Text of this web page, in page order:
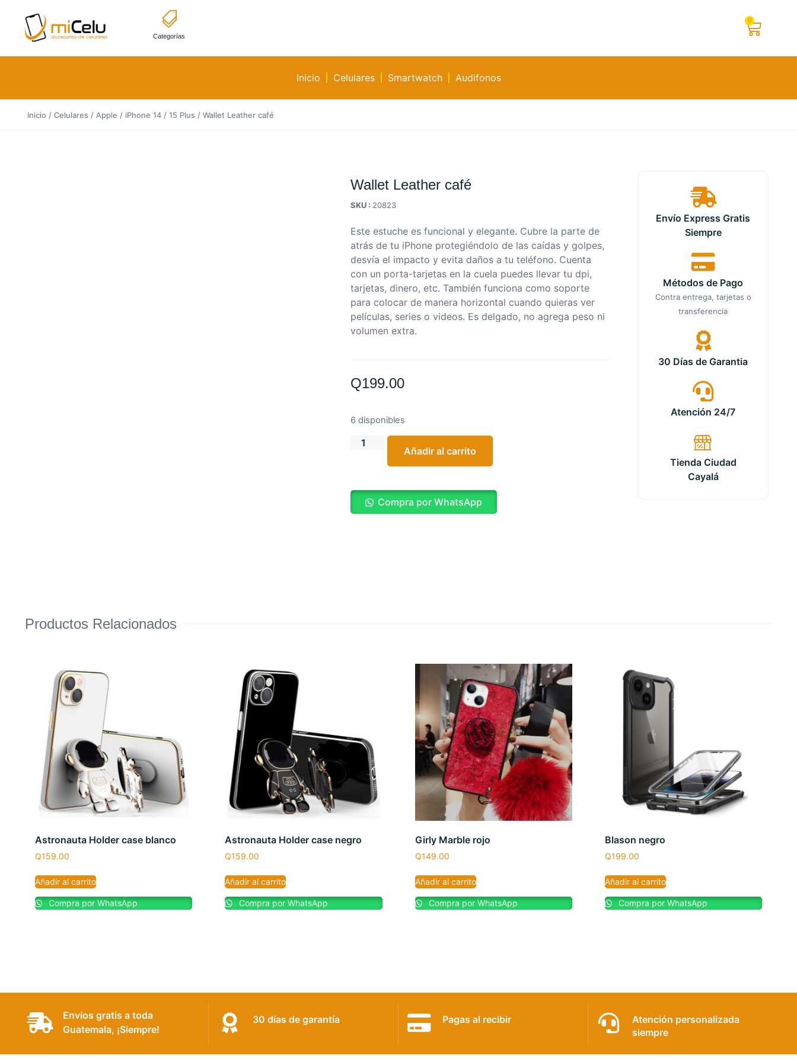
Categorías
0
Inicio Celulares Smartwatch Audifonos
Inicio / Celulares / Apple / iPhone 14 / 15 Plus / Wallet Leather café
Wallet Leather café
SKU : 20823
Este estuche es funcional y elegante. Cubre la parte de
atrás de tu iPhone protegiéndolo de las caídas y golpes,
desvía el impacto y evita daños a tu teléfono. Cuenta
con un porta-tarjetas en la cuela puedes llevar tu dpi,
tarjetas, dinero, etc. También funciona como soporte
para colocar de manera horizontal cuando quieras ver
películas, series o videos. Es delgado, no agrega peso ni
volumen extra.
Q199.00
6 disponibles
Añadir al carrito
Compra por WhatsApp
Envío Express Gratis
Siempre
Métodos de Pago
Contra entrega, tarjetas o
transferencia
30 Días de Garantia
Atención 24/7
Tienda Ciudad
Cayalá
Productos Relacionados
Astronauta Holder case blanco
Q159.00
Añadir al carrito
Compra por WhatsApp
Astronauta Holder case negro
Q159.00
Añadir al carrito
Compra por WhatsApp
Girly Marble rojo
Q149.00
Añadir al carrito
Compra por WhatsApp
Blason negro
Q199.00
Añadir al carrito
Compra por WhatsApp
Envíos gratis a toda
Guatemala, ¡Siempre!
30 días de garantía Pagas al recibir
Atención personalizada
siempre